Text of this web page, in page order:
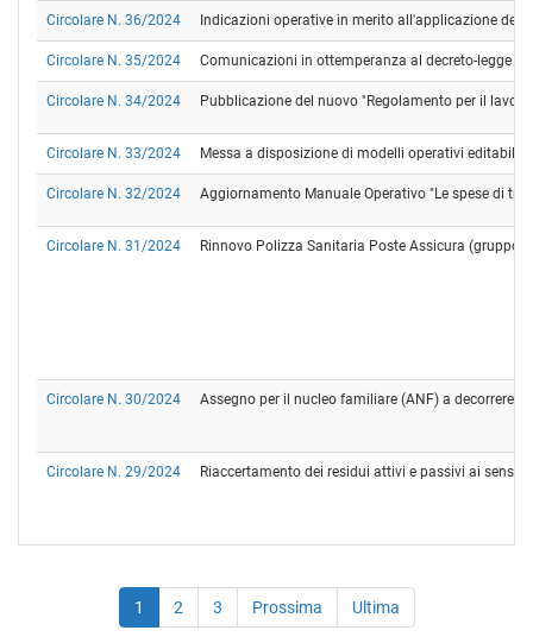
Circolare N. 36/2024 Indicazioni operative in merito all'applicazione
Circolare N. 35/2024 Comunicazioni in ottemperanza al decreto-legge
Circolare N. 34/2024 Pubblicazione del nuovo "Regolamento per il
Circolare N. 33/2024 Messa a disposizione di modelli operativi editabili
Circolare N. 32/2024 Aggiornamento Manuale Operativo "Le spese di
Circolare N. 31/2024 Rinnovo Polizza Sanitaria Poste Assicura (gruppo
Circolare N. 30/2024 Assegno per il nucleo familiare (ANF) a decorrere
Circolare N. 29/2024 Riaccertamento dei residui attivi e passivi ai sensi
1 2 3 Prossima Ultima